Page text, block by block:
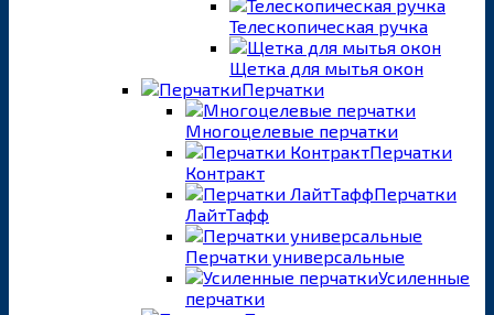
Телескопическая ручка
Щетка для мытья окон
Перчатки
Многоцелевые перчатки
Перчатки
Контракт
Перчатки
ЛайтТафф
Перчатки универсальные
Усиленные
перчатки